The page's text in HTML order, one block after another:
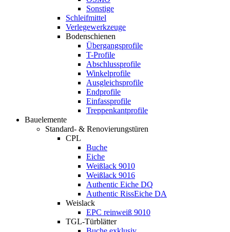
Sonstige
Schleifmittel
Verlegewerkzeuge
Bodenschienen
Übergangsprofile
T-Profile
Abschlussprofile
Winkelprofile
Ausgleichsprofile
Endprofile
Einfassprofile
Treppenkantprofile
Bauelemente
Standard- & Renovierungstüren
CPL
Buche
Eiche
Weißlack 9010
Weißlack 9016
Authentic Eiche DQ
Authentic RissEiche DA
Weislack
EPC reinweiß 9010
TGL-Türblätter